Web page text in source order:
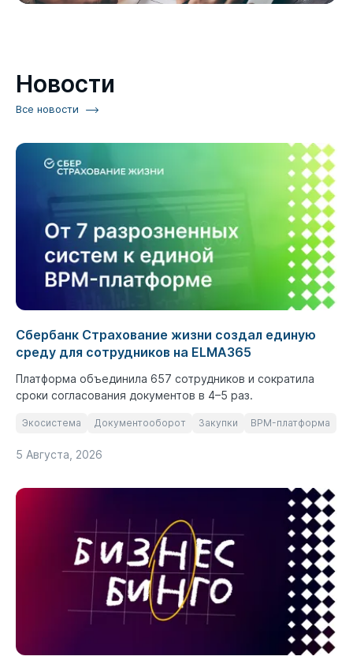
Новости
Все новости
Сбербанк Страхование жизни создал единую
среду для сотрудников на ELMA365
Платформа объединила 657 сотрудников и сократила
сроки согласования документов в 4–5 раз.
Экосистема Документооборот Закупки BPM-платформа
5 Августа, 2026